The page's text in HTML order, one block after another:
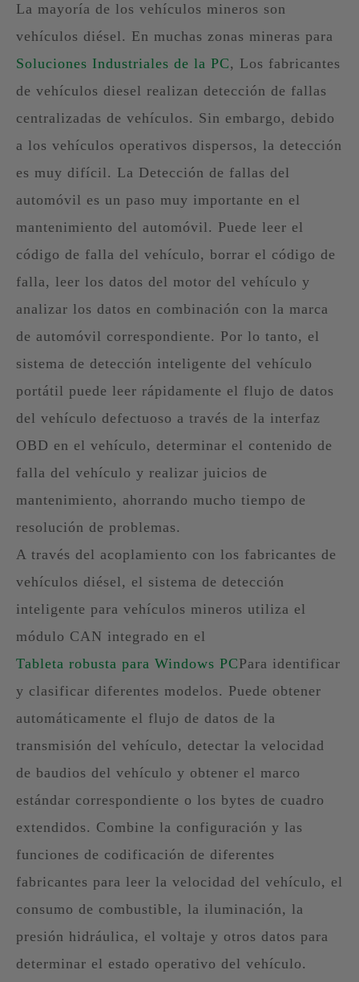
La mayoría de los vehículos mineros son
vehículos diésel. En muchas zonas mineras para
Soluciones Industriales de la PC, Los fabricantes
de vehículos diesel realizan detección de fallas
centralizadas de vehículos. Sin embargo, debido
a los vehículos operativos dispersos, la detección
es muy difícil. La Detección de fallas del
automóvil es un paso muy importante en el
mantenimiento del automóvil. Puede leer el
código de falla del vehículo, borrar el código de
falla, leer los datos del motor del vehículo y
analizar los datos en combinación con la marca
de automóvil correspondiente. Por lo tanto, el
sistema de detección inteligente del vehículo
portátil puede leer rápidamente el flujo de datos
del vehículo defectuoso a través de la interfaz
OBD en el vehículo, determinar el contenido de
falla del vehículo y realizar juicios de
mantenimiento, ahorrando mucho tiempo de
resolución de problemas.
A través del acoplamiento con los fabricantes de
vehículos diésel, el sistema de detección
inteligente para vehículos mineros utiliza el
módulo CAN integrado en el
Tableta robusta para Windows PCPara identificar
y clasificar diferentes modelos. Puede obtener
automáticamente el flujo de datos de la
transmisión del vehículo, detectar la velocidad
de baudios del vehículo y obtener el marco
estándar correspondiente o los bytes de cuadro
extendidos. Combine la configuración y las
funciones de codificación de diferentes
fabricantes para leer la velocidad del vehículo, el
consumo de combustible, la iluminación, la
presión hidráulica, el voltaje y otros datos para
determinar el estado operativo del vehículo.